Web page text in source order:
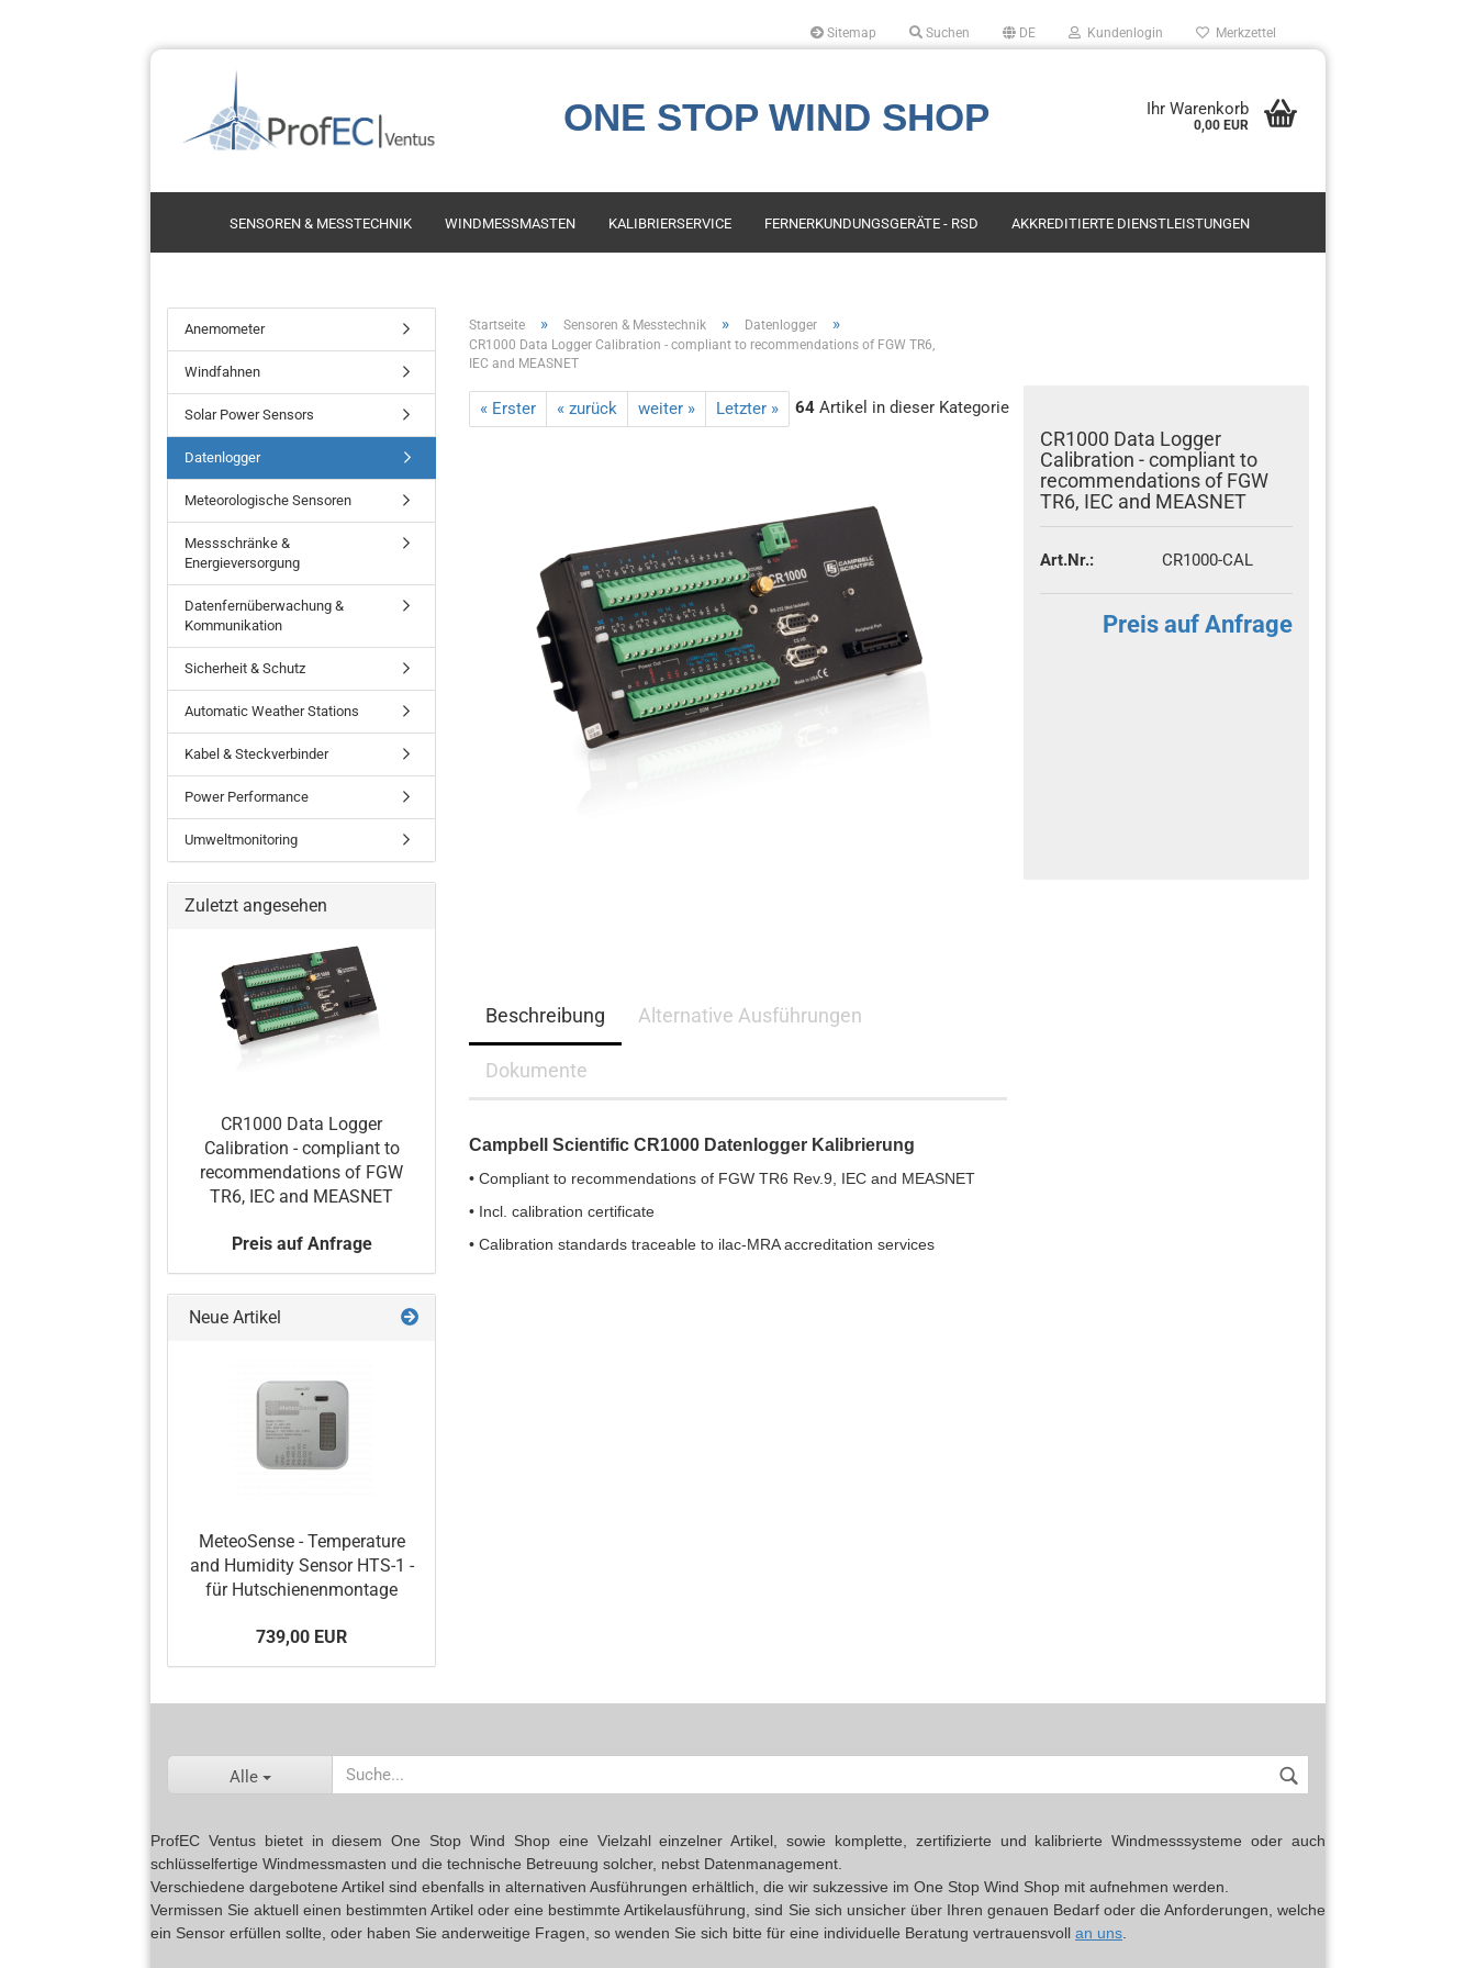
Sitemap Suchen DE
Lieferland
Kundenlogin
Konto erstellen
Merkzettel
ONE STOP WIND SHOP Ihr Warenkorb
0,00 EUR
SENSOREN & MESSTECHNIK
Schalensternanemometer
Ultrasonic Anemometer
Propelleranemometer
Thies First Class
Thies Compact
Kintech Engineering
Barometer
Temperatur- und
Feuchtigkeitssensoren
Wetterstation
WINDMESSMASTEN KALIBRIERSERVICE FERNERKUNDUNGSGERÄTE - RSD
Kauf
LIDAR Services und Miete
Atmospheric Conditions
Mapping
AKKREDITIERTE DIENSTLEISTUNGEN
Startseite » Sensoren & Messtechnik » Datenlogger »
CR1000 Data Logger Calibration - compliant to recommendations of FGW TR6,
IEC and MEASNET
« Erster « zurück weiter » Letzter » 64 Artikel in dieser Kategorie
CR1000 Data Logger
Calibration - compliant to
recommendations of FGW
TR6, IEC and MEASNET
Art.Nr.: CR1000-CAL
Preis auf Anfrage
Beschreibung Alternative Ausführungen
Dokumente
Campbell Scientific CR1000 Datenlogger Kalibrierung
• Compliant to recommendations of FGW TR6 Rev.9, IEC and MEASNET
• Incl. calibration certificate
• Calibration standards traceable to ilac-MRA accreditation services
Anemometer
Windfahnen
Solar Power Sensors
Datenlogger
Meteorologische Sensoren
Messschränke &
Energieversorgung
Datenfernüberwachung &
Kommunikation
Sicherheit & Schutz
Automatic Weather Stations
Kabel & Steckverbinder
Power Performance
Umweltmonitoring
Zuletzt angesehen
CR1000 Data Logger
Calibration - compliant to
recommendations of FGW
TR6, IEC and MEASNET
Preis auf Anfrage
Neue Artikel
MeteoSense - Temperature
and Humidity Sensor HTS-1 -
für Hutschienenmontage
739,00 EUR
Alle
ProfEC Ventus bietet in diesem One Stop Wind Shop eine Vielzahl einzelner Artikel, sowie komplette, zertifizierte und kalibrierte Windmesssysteme oder auch
schlüsselfertige Windmessmasten und die technische Betreuung solcher, nebst Datenmanagement.
Verschiedene dargebotene Artikel sind ebenfalls in alternativen Ausführungen erhältlich, die wir sukzessive im One Stop Wind Shop mit aufnehmen werden.
Vermissen Sie aktuell einen bestimmten Artikel oder eine bestimmte Artikelausführung, sind Sie sich unsicher über Ihren genauen Bedarf oder die Anforderungen, welche
ein Sensor erfüllen sollte, oder haben Sie anderweitige Fragen, so wenden Sie sich bitte für eine individuelle Beratung vertrauensvoll an uns